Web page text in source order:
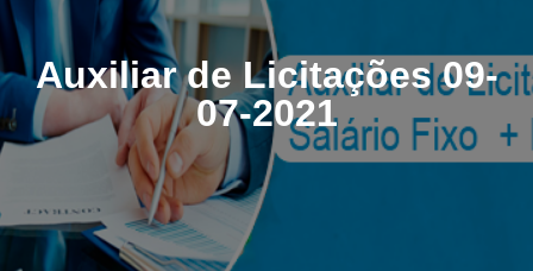
Auxiliar de Licitações 09-
07-2021